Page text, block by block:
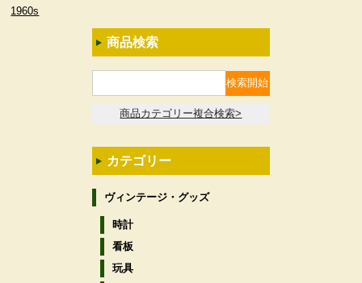
1960s
商品検索
商品カテゴリー複合検索>
カテゴリー
ヴィンテージ・グッズ
時計
看板
玩具